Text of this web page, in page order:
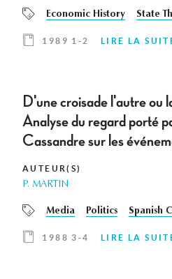
Economic History State
1989 1-2 LIRE LA
D'une croisade l'autre ou
Analyse du regard porté
Cassandre sur les
AUTEUR(S)
P. MARTIN
Media Politics Spanish
1988 3-4 LIRE LA